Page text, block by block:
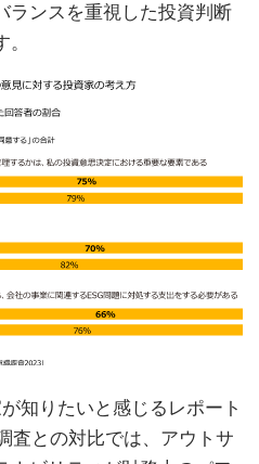
ランスを重視した投資判断
知りたいと感じるレポート
査との対比では、アウトサ